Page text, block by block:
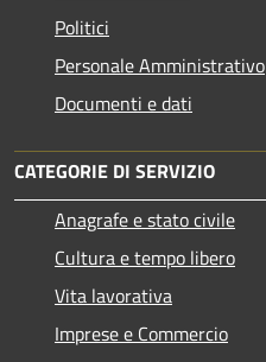
Politici
Personale Amministrativo
Documenti e dati
CATEGORIE DI SERVIZIO
Anagrafe e stato civile
Cultura e tempo libero
Vita lavorativa
Imprese e Commercio